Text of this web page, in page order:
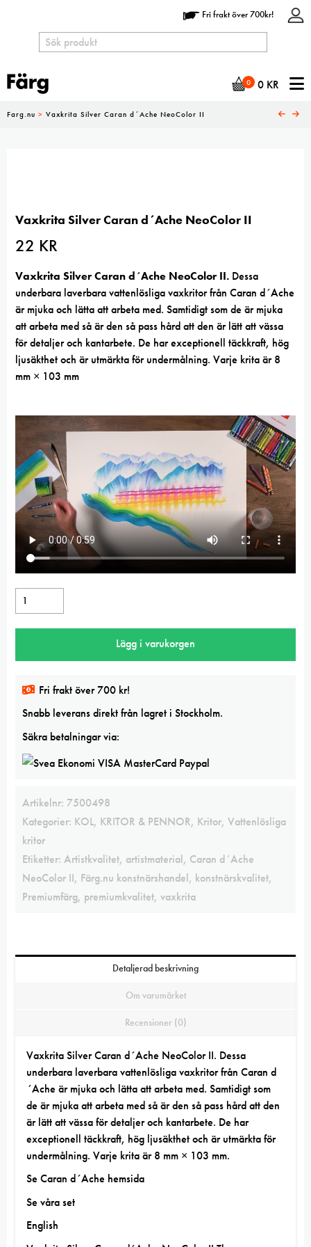
Fri frakt över 700kr!
0 0 KR
Farg.nu > Vaxkrita Silver Caran d´Ache NeoColor II
Vaxkrita Silver Caran d´Ache NeoColor II
22 KR
Vaxkrita Silver Caran d´Ache NeoColor II. Dessa
underbara laverbara vattenlösliga vaxkritor från Caran d´Ache
är mjuka och lätta att arbeta med. Samtidigt som de är mjuka
att arbeta med så är den så pass hård att den är lätt att vässa
för detaljer och kantarbete. De har exceptionell täckkraft, hög
ljusäkthet och är utmärkta för undermålning. Varje krita är 8
mm × 103 mm
Vaxkrita
Silver
Caran
´Ache
mängd
Lägg i varukorgen
Fri frakt över 700 kr!
Snabb leverans direkt från lagret i Stockholm.
Säkra betalningar via:
Artikelnr: 7500498
Kategorier: KOL, KRITOR & PENNOR, Kritor, Vattenlösliga
kritor
Etiketter: Artistkvalitet, artistmaterial, Caran d´Ache
NeoColor II, Färg.nu konstnärshandel, konstnärskvalitet,
Premiumfärg, premiumkvalitet, vaxkrita
Detaljerad beskrivning
Om varumärket
Recensioner (0)
Vaxkrita Silver Caran d´Ache NeoColor II. Dessa
underbara laverbara vattenlösliga vaxkritor från Caran d
´Ache är mjuka och lätta att arbeta med. Samtidigt som
de är mjuka att arbeta med så är den så pass hård att den
är lätt att vässa för detaljer och kantarbete. De har
exceptionell täckkraft, hög ljusäkthet och är utmärkta för
undermålning. Varje krita är 8 mm × 103 mm.
SeCaran d´Ache hemsida
Se våra set
English